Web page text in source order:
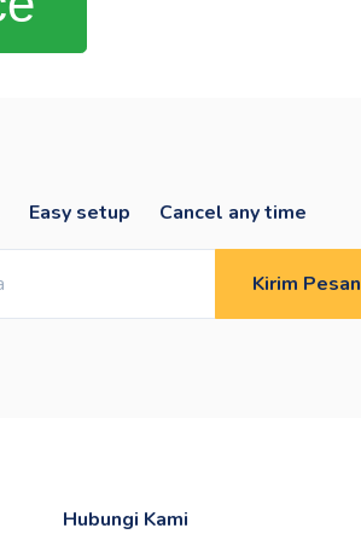
Easy setup Cancel any time
Kirim Pesan
Hubungi Kami